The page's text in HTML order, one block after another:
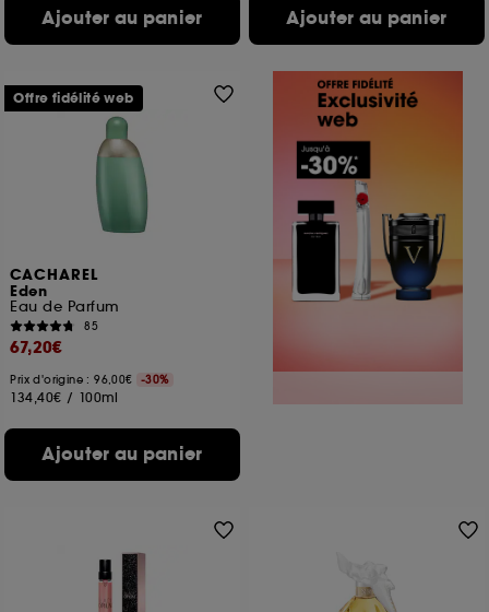
Ajouter au panier Ajouter au panier
CACHAREL
Eden
Eau de Parfum
85
67,20€
Prix d'origine : 96,00€ -30%
134,40€ / 100ml
Ajouter au panier
Offre fidélité web